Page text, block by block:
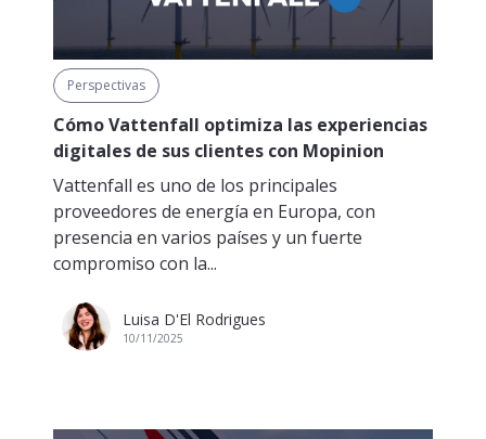
Perspectivas
Cómo Vattenfall optimiza las experiencias
digitales de sus clientes con Mopinion
Vattenfall es uno de los principales
proveedores de energía en Europa, con
presencia en varios países y un fuerte
compromiso con la...
Luisa D'El Rodrigues
10/11/2025